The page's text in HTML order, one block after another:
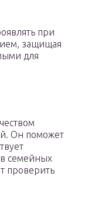
при
защищая
для
Он поможет
семейных
проверить